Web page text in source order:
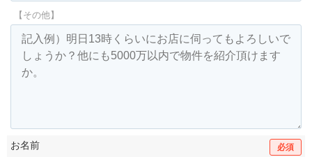
【その他】
お名前 必須